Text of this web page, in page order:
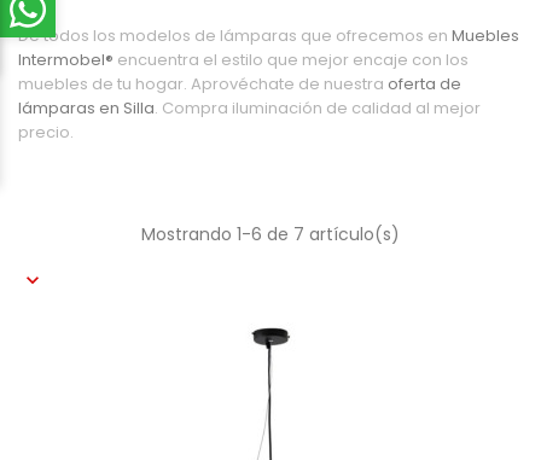
De todos los modelos de lámparas que ofrecemos en Muebles
Intermobel® encuentra el estilo que mejor encaje con los
muebles de tu hogar. Aprovéchate de nuestra oferta de
lámparas en Silla. Compra iluminación de calidad al mejor
precio.
Mostrando 1-6 de 7 artículo(s)